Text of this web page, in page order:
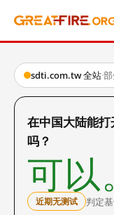
sdti.com.tw 全站·
在中国大陆能
吗？
可以。
近期无测试 判定